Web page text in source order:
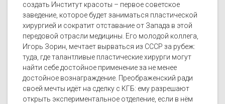
создать Институт красоты – первое советское
заведение, которое будет заниматься пластической
хирургией и сократит отставание от Запада в этой
передовой отрасли медицины. Его молодой коллега,
Игорь Зорин, мечтает вырваться из СССР за рубеж:
туда, где талантливые пластические хирурги могут
найти себе достойное применение за не менее
достойное вознаграждение. Преображенский ради
своей мечты идёт на сделку с КГБ: ему разрешают
открыть экспериментальное отделение, если в нём